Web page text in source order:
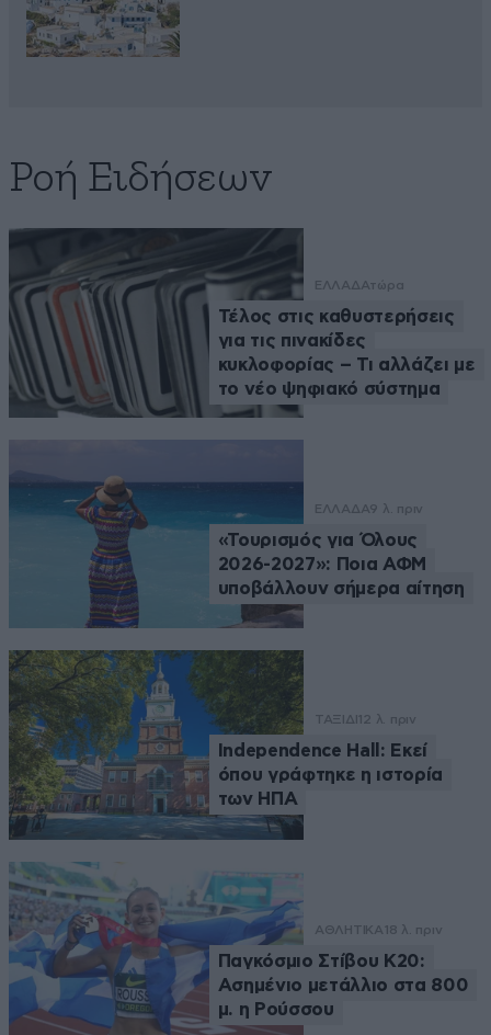
Ροή Ειδήσεων
ΕΛΛΑΔΑτώρα
Τέλος στις καθυστερήσεις
για τις πινακίδες
κυκλοφορίας – Τι αλλάζει με
το νέο ψηφιακό σύστημα
ΕΛΛΑΔΑ9 λ. πριν
«Τουρισμός για Όλους
2026-2027»: Ποια ΑΦΜ
υποβάλλουν σήμερα αίτηση
ΤΑΞΙΔΙ 12 λ. πριν
Independence Hall: Εκεί
όπου γράφτηκε η ιστορία
των ΗΠΑ
ΑΘΛΗΤΙΚΑ 18 λ. πριν
Παγκόσμιο Στίβου Κ20:
Ασημένιο μετάλλιο στα 800
μ. η Ρούσσου